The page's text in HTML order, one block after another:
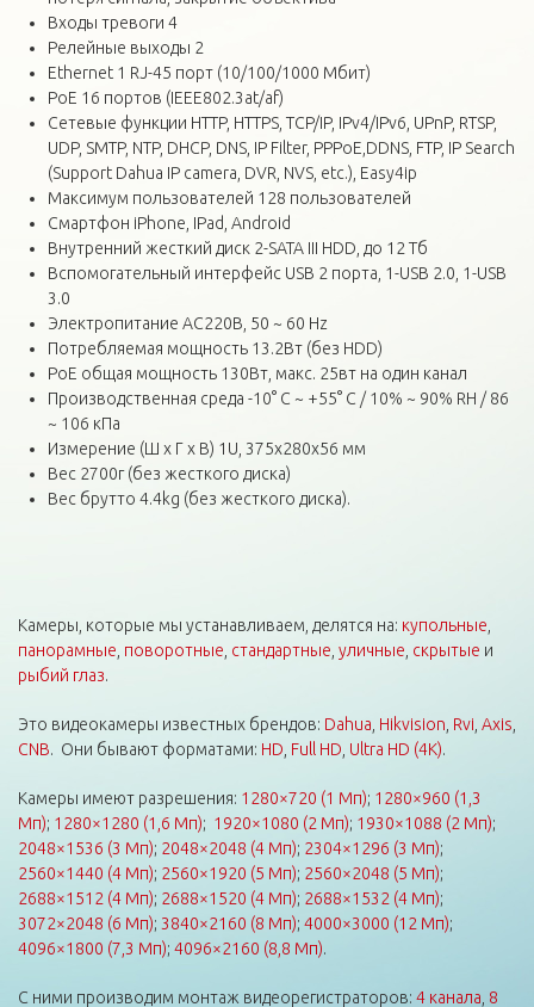
Входы тревоги 4
Релейные выходы 2
Ethernet 1 RJ-45 порт (10/100/1000 Мбит)
PoE 16 портов (IEEE802.3at/af)
Сетевые функции HTTP, HTTPS, TCP/IP, IPv4/IPv6, UPnP, RTSP,
UDP, SMTP, NTP, DHCP, DNS, IP Filter, PPPoE,DDNS, FTP, IP Search
(Support Dahua IP camera, DVR, NVS, etc.), Easy4ip
Максимум пользователей 128 пользователей
Смартфон iPhone, IPad, Android
Внутренний жесткий диск 2-SATA III HDD, до 12 Тб
Вспомогательный интерфейс USB 2 порта, 1-USB 2.0, 1-USB
3.0
Электропитание AC220В, 50 ~ 60 Hz
Потребляемая мощность 13.2Вт (без HDD)
PoE общая мощность 130Вт, макс. 25вт на один канал
Производственная среда -10° C ~ +55° C / 10% ~ 90% RH / 86
~ 106 кПа
Измерение (Ш x Г x В) 1U, 375x280x56 мм
Вес 2700г (без жесткого диска)
Вес брутто 4.4kg (без жесткого диска).
Камеры, которые мы устанавливаем, делятся на: купольные
панорамные поворотные стандартные уличные скрытые и
рыбий глаз.
Это видеокамеры известных брендов: Dahua Hikvision Rvi Axis
CNB. Они бывают форматами: HD Full HD Ultra HD (4K).
Камеры имеют разрешения: 1280×720 (1 Мп); 1280×960 (1,3
Мп); 1280×1280 (1,6 Мп); 1920×1080 (2 Мп); 1930×1088 (2 Мп);
2048×1536 (3 Мп); 2048×2048 (4 Мп); 2304×1296 (3 Мп);
2560×1440 (4 Мп); 2560×1920 (5 Мп); 2560×2048 (5 Мп);
2688×1512 (4 Мп); 2688×1520 (4 Мп); 2688×1532 (4 Мп);
3072×2048 (6 Мп); 3840×2160 (8 Мп); 4000×3000 (12 Мп);
4096×1800 (7,3 Мп); 4096×2160 (8,8 Мп).
С ними производим монтаж видеорегистраторов: 4 канала 8